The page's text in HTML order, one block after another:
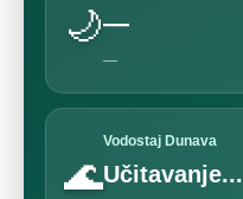
🌙—
—
🌊
Vodostaj Dunava
Učitavanje...